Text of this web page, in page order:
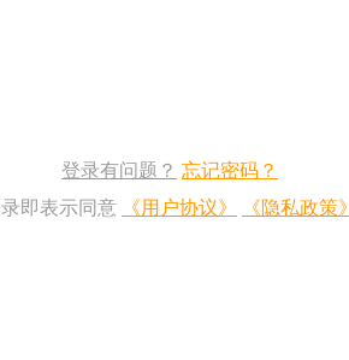
登录有问题？ 忘记密码？
即表示同意
《用户协议》 《隐私政策》